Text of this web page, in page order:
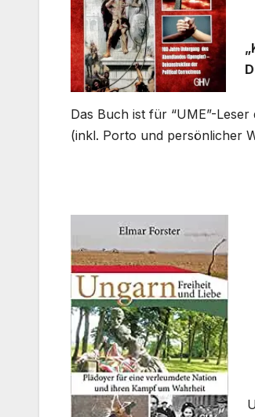
Das Buch ist für “UME”-
(inkl. Porto und persönlicher